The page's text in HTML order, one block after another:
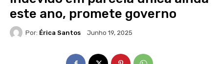
este ano, promete governo
Por: Érica Santos Junho 19, 2025